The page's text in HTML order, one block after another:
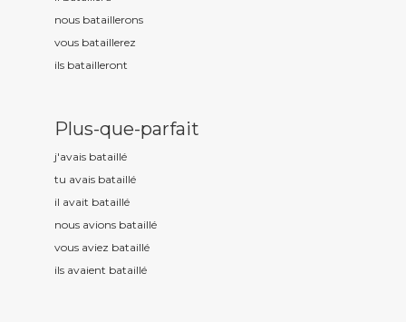
nous bataillerons
vous bataillerez
ils batailleront
Plus-que-parfait
j'avais bataillé
tu avais bataillé
il avait bataillé
nous avions bataillé
vous aviez bataillé
ils avaient bataillé